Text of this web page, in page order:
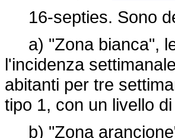
16-septies. Sono
a) "Zona bianca", le
l'incidenza
abitanti per tre
tipo 1, con un livello
b) "Zona